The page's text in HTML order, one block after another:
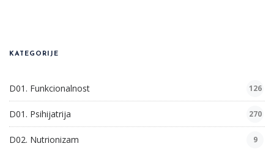
KATEGORIJE
D01. Funkcionalnost 126
D01. Psihijatrija 270
D02. Nutrionizam 9